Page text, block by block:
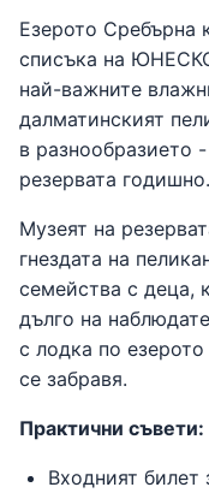
Езерото Сребърна
списъка на
най-важните
далматинският
в разнообразието
резервата годишно.
Музеят на
гнездата на
семейства с деца,
дълго на
с лодка по
се забравя.
Практични съвети:
Входният